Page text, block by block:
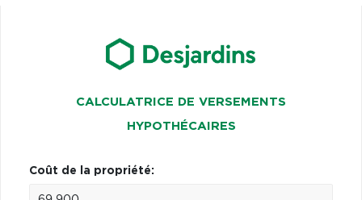
CALCULATRICE DE VERSEMENTS
HYPOTHÉCAIRES
Coût de la propriété: